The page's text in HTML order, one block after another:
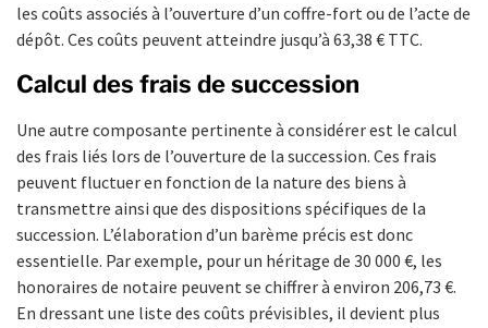
les coûts associés à l’ouverture d’un coffre-fort ou de l’acte de
dépôt. Ces coûts peuvent atteindre jusqu’à 63,38 € TTC.
Calcul des frais de succession
Une autre composante pertinente à considérer est le calcul
des frais liés lors de l’ouverture de la succession. Ces frais
peuvent fluctuer en fonction de la nature des biens à
transmettre ainsi que des dispositions spécifiques de la
succession. L’élaboration d’un barème précis est donc
essentielle. Par exemple, pour un héritage de 30 000 €, les
honoraires de notaire peuvent se chiffrer à environ 206,73 €.
En dressant une liste des coûts prévisibles, il devient plus